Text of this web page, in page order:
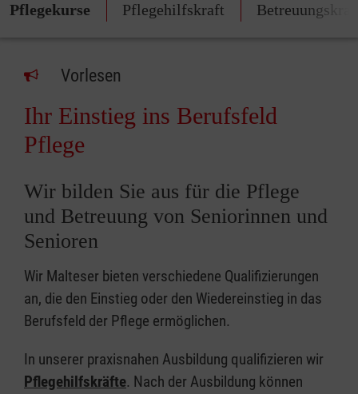
Pflegekurse Pflegehilfskraft
Vorlesen
Ihr Einstieg ins Berufsfeld
Pflege
Wir bilden Sie aus für die Pflege
und Betreuung von Seniorinnen und
Senioren
Wir Malteser bieten verschiedene Qualifizierungen
an, die den Einstieg oder den Wiedereinstieg in das
Berufsfeld der Pflege ermöglichen.
In unserer praxisnahen Ausbildung qualifizieren wir
Pflegehilfskräfte. Nach der Ausbildung können